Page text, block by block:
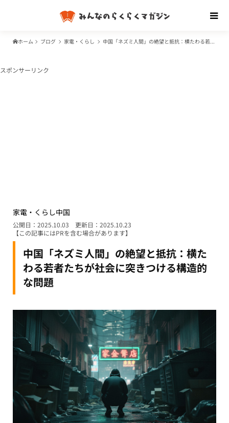
ホーム ブログ 家電・くらし 中国「ネズミ人間」の絶望と抵抗：横たわる若者たちが社会に突きつける構造的な問題
スポンサーリンク
家電・くらし中国
中国「ネズミ人間」の絶望と抵抗：横た
わる若者たちが社会に突きつける構造的
な問題
公開日：2025.10.03
更新日：2025.10.23
【この記事にはPRを含む場合があります】